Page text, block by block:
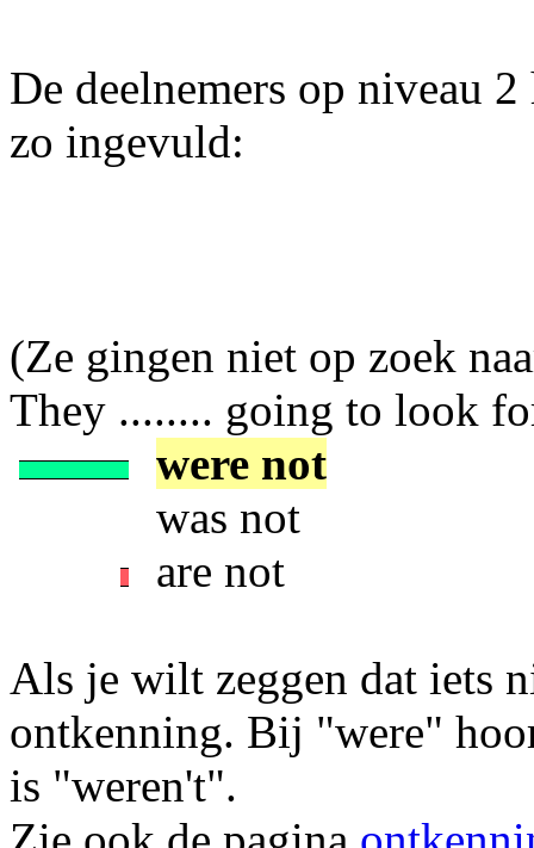
De deelnemers op niveau
zo ingevuld:
(Ze gingen niet op zoek
They ........ going to look
were not
was not
are not
Als je wilt zeggen dat iets
ontkenning. Bij "were"
is "weren't".